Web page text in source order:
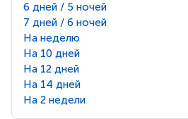
6 дней / 5 ночей
7 дней / 6 ночей
На неделю
На 10 дней
На 12 дней
На 14 дней
На 2 недели